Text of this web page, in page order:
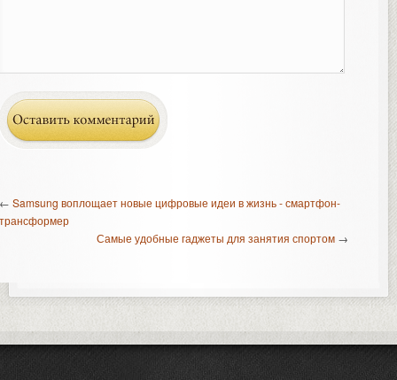
Samsung воплощает новые цифровые идеи в жизнь - смартфон-
Самые удобные гаджеты для занятия спортом →